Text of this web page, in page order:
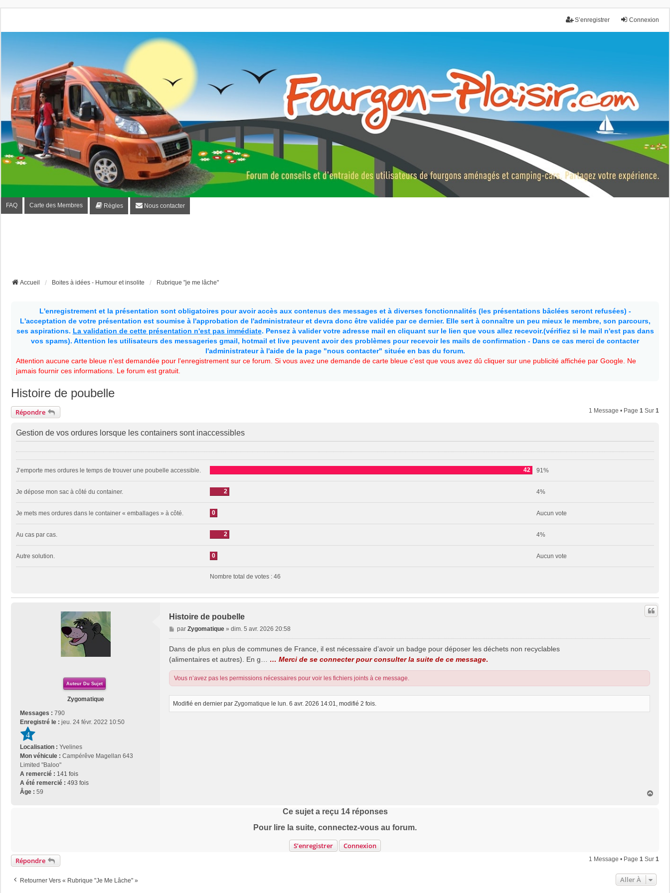
Connexion
S’enregistrer
Fourgon-plaisir.com
Forum de conseils et d'entraide des utilisateurs de fourgons, fourgons aménagés, vans et de camping-car. Partagez votre expérience.
FAQ Carte des Membres Règles Nous contacter
Accueil Boites à idées - Humour et insolite Rubrique "je me lâche"
L'enregistrement et la présentation sont obligatoires pour avoir accès aux contenus des messages et à diverses fonctionnalités (les présentations bâclées seront refusées) -
L'acceptation de votre présentation est soumise à l'approbation de l'administrateur et devra donc être validée par ce dernier. Elle sert à connaître un peu mieux le membre, son parcours,
ses aspirations. La validation de cette présentation n'est pas immédiate. Pensez à valider votre adresse mail en cliquant sur le lien que vous allez recevoir.(vérifiez si le mail n'est pas dans
vos spams). Attention les utilisateurs des messageries gmail, hotmail et live peuvent avoir des problèmes pour recevoir les mails de confirmation - Dans ce cas merci de contacter
l'administrateur à l'aide de la page "nous contacter" située en bas du forum.
Attention aucune carte bleue n'est demandée pour l'enregistrement sur ce forum. Si vous avez une demande de carte bleue c'est que vous avez dû cliquer sur une publicité affichée par Google. Ne
jamais fournir ces informations. Le forum est gratuit.
Histoire de poubelle
Répondre 1 Message • Page 1 Sur 1
Gestion de vos ordures lorsque les containers sont inaccessibles
J’emporte mes ordures le temps de trouver une poubelle accessible. 42 91%
Je dépose mon sac à côté du container. 2 4%
Je mets mes ordures dans le container « emballages » à côté. 0 Aucun vote
Au cas par cas. 2 4%
Autre solution. 0 Aucun vote
Nombre total de votes : 46
Auteur Du Sujet
Zygomatique
Messages : 790
Enregistré le : jeu. 24 févr. 2022 10:50
4
Localisation : Yvelines
Mon véhicule : Campérêve Magellan 643
Limited "Baloo"
A remercié : 141 fois
A été remercié : 493 fois
Âge : 59
Histoire de poubelle
M
e
a
e
par Zygomatique» dim. 5 avr. 2026 20:58
Dans de plus en plus de communes de France, il est nécessaire d’avoir un badge pour déposer les déchets non recyclables
(alimentaires et autres). En g…
… Merci de se connecter pour consulter la suite de ce message.
Vous n’avez pas les permissions nécessaires pour voir les fichiers joints à ce message.
Modifié en dernier par Zygomatique le lun. 6 avr. 2026 14:01, modifié 2 fois.
Ce sujet a reçu 14réponses
Pour lire la suite, connectez-vous au forum.
S’enregistrer
Connexion
Répondre
1 Message • Page 1 Sur 1
Retourner Vers « Rubrique "je Me Lâche" » Aller À